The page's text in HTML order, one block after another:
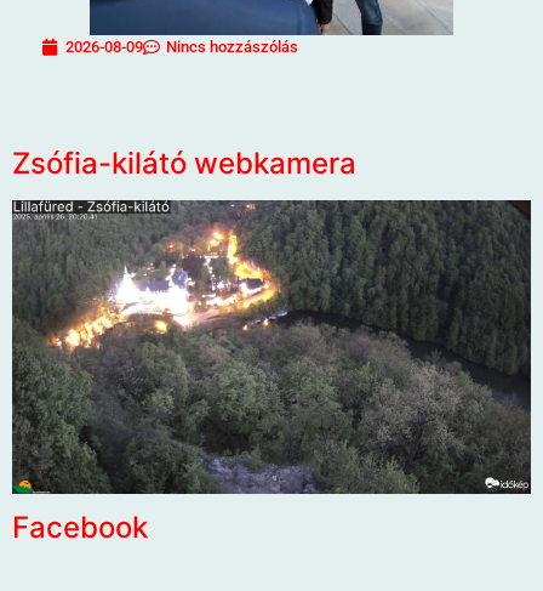
2026-08-09 Nincs hozzászólás
Zsófia-kilátó webkamera
Facebook